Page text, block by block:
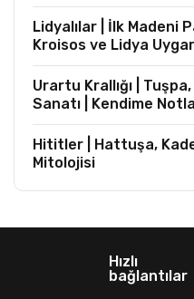
Lidyalılar | İlk Madeni
Kroisos ve Lidya
Urartu Krallığı |
Sanatı | Kendime
Hititler | Hattuşa,
Mitolojisi
Hızlı
bağlantılar